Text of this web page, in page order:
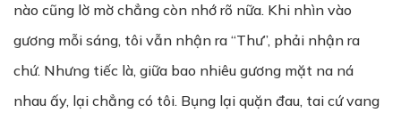
nào cũng lờ mờ chẳng còn nhớ rõ nữa. Khi nhìn vào
gương mỗi sáng, tôi vẫn nhận ra “Thư”, phải nhận ra
chứ. Nhưng tiếc là, giữa bao nhiêu gương mặt na ná
nhau ấy, lại chẳng có tôi. Bụng lại quặn đau, tai cứ vang